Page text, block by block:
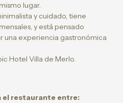
lugar.
y cuidado, tiene
y está pensado
una experiencia gastronómica
Hotel Villa de Merlo.
el restaurante entre: